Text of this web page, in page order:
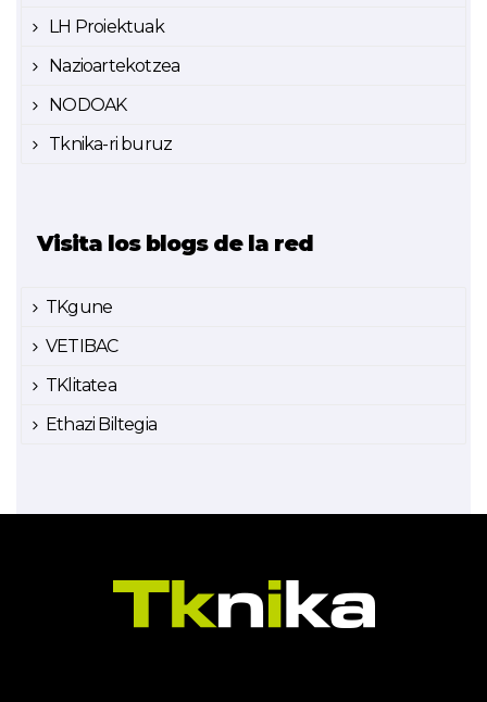
LH Proiektuak
Nazioartekotzea
NODOAK
Tknika-ri buruz
Visita los blogs de la red
TKgune
VETIBAC
TKlitatea
Ethazi Biltegia